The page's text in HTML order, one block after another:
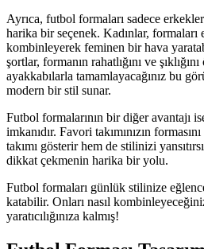
Ayrıca, futbol formaları sadece
harika bir seçenek. Kadınlar, formaları
kombinleyerek feminen bir hava
şortlar, formanın rahatlığını ve
ayakkabılarla tamamlayacağınız bu
modern bir stil sunar.
Futbol formalarının bir diğer avantajı
imkanıdır. Favori takımınızın
takımı gösterir hem de stilinizi
dikkat çekmenin harika bir yolu.
Futbol formaları günlük stilinize
katabilir. Onları nasıl
yaratıcılığınıza kalmış!